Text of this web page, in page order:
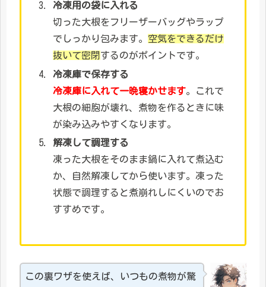
冷凍用の袋に入れる
切った大根をフリーザーバッグやラップ
でしっかり包みます。 空気をできるだけ
抜いて密閉 するのがポイントです。
冷凍庫で保存する
冷凍庫に入れて一晩寝かせます。これで
大根の細胞が壊れ、煮物を作るときに味
が染み込みやすくなります。
解凍して調理する
凍った大根をそのまま鍋に入れて煮込む
か、自然解凍してから使います。凍った
状態で調理すると煮崩れしにくいのでお
すすめです。
この裏ワザを使えば、いつもの煮物が驚